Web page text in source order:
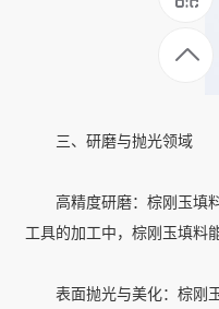
三、研磨与抛光领域
高精度研磨：棕刚玉填料
工具的加工中，棕刚玉填料
表面抛光与美化：棕刚玉